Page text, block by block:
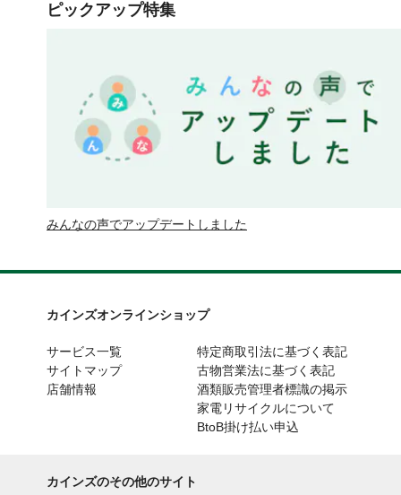
ピックアップ特集
みんなの声でアップデートしました
カインズオンラインショップ
サービス一覧
サイトマップ
店舗情報
特定商取引法に基づく表記
古物営業法に基づく表記
酒類販売管理者標識の掲示
家電リサイクルについて
BtoB掛け払い申込
カインズのその他のサイト